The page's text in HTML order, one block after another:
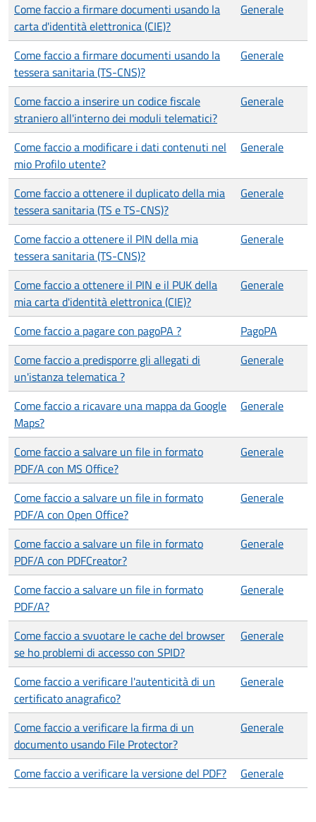
Come faccio a firmare documenti usando la
carta d'identità elettronica (CIE)?
Generale
Come faccio a firmare documenti usando la
tessera sanitaria (TS-CNS)?
Generale
Come faccio a inserire un codice fiscale
straniero all'interno dei moduli telematici?
Generale
Come faccio a modificare i dati contenuti nel
mio Profilo utente?
Generale
Come faccio a ottenere il duplicato della mia
tessera sanitaria (TS e TS-CNS)?
Generale
Come faccio a ottenere il PIN della mia
tessera sanitaria (TS-CNS)?
Generale
Come faccio a ottenere il PIN e il PUK della
mia carta d'identità elettronica (CIE)?
Generale
Come faccio a pagare con pagoPA ?
PagoPA
Come faccio a predisporre gli allegati di
un'istanza telematica ?
Generale
Come faccio a ricavare una mappa da Google
Maps?
Generale
Come faccio a salvare un file in formato
PDF/A con MS Office?
Generale
Come faccio a salvare un file in formato
PDF/A con Open Office?
Generale
Come faccio a salvare un file in formato
PDF/A con PDFCreator?
Generale
Come faccio a salvare un file in formato
PDF/A?
Generale
Come faccio a svuotare le cache del browser
se ho problemi di accesso con SPID?
Generale
Come faccio a verificare l'autenticità di un
certificato anagrafico?
Generale
Come faccio a verificare la firma di un
documento usando File Protector?
Generale
Come faccio a verificare la versione del PDF? Generale